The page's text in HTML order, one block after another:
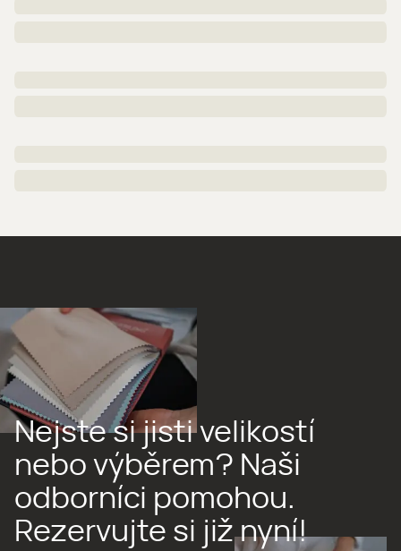
Nejste si jisti velikostí
nebo výběrem? Naši
odborníci pomohou.
Rezervujte si již nyní!